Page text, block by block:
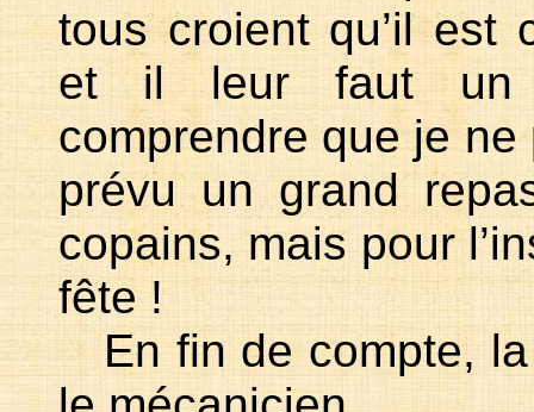
tous croient qu’il est
et il leur faut un
comprendre que je
prévu un grand
copains, mais pour
fête !
En fin de compte,